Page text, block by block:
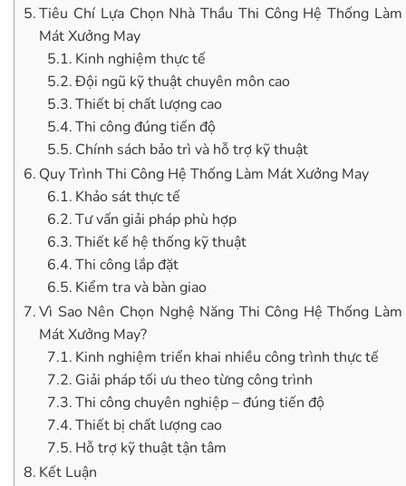
Tiêu Chí Lựa Chọn Nhà Thầu Thi Công Hệ Thống Làm
Mát Xưởng May
Kinh nghiệm thực tế
Đội ngũ kỹ thuật chuyên môn cao
Thiết bị chất lượng cao
Thi công đúng tiến độ
Chính sách bảo trì và hỗ trợ kỹ thuật
Quy Trình Thi Công Hệ Thống Làm Mát Xưởng May
Khảo sát thực tế
Tư vấn giải pháp phù hợp
Thiết kế hệ thống kỹ thuật
Thi công lắp đặt
Kiểm tra và bàn giao
Vì Sao Nên Chọn Nghệ Năng Thi Công Hệ Thống Làm
Mát Xưởng May?
Kinh nghiệm triển khai nhiều công trình thực tế
Giải pháp tối ưu theo từng công trình
Thi công chuyên nghiệp – đúng tiến độ
Thiết bị chất lượng cao
Hỗ trợ kỹ thuật tận tâm
Kết Luận